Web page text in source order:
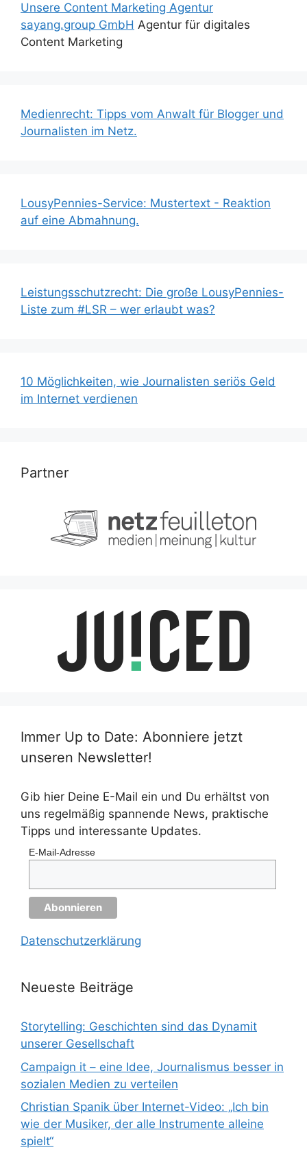
Unsere Content Marketing Agentur
sayang.group GmbH Agentur für digitales
Content Marketing
Medienrecht: Tipps vom Anwalt für Blogger und
Journalisten im Netz.
LousyPennies-Service: Mustertext - Reaktion
auf eine Abmahnung.
Leistungsschutzrecht: Die große LousyPennies-
Liste zum #LSR – wer erlaubt was?
10 Möglichkeiten, wie Journalisten seriös Geld
im Internet verdienen
Partner
Immer Up to Date: Abonniere jetzt
unseren Newsletter!
Gib hier Deine E-Mail ein und Du erhältst von
uns regelmäßig spannende News, praktische
Tipps und interessante Updates.
E-Mail-Adresse
Datenschutzerklärung
Neueste Beiträge
Storytelling: Geschichten sind das Dynamit
unserer Gesellschaft
Campaign it – eine Idee, Journalismus besser in
sozialen Medien zu verteilen
Christian Spanik über Internet-Video: „Ich bin
wie der Musiker, der alle Instrumente alleine
spielt“